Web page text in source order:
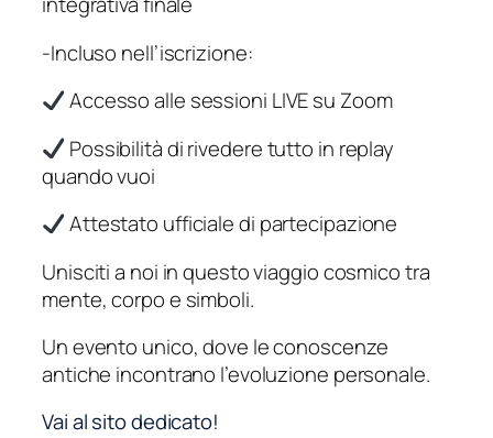
-Incluso nell’iscrizione:
Accesso alle sessioni LIVE su Zoom
Possibilità di rivedere tutto in replay
quando vuoi
Attestato ufficiale di partecipazione
Unisciti a noi in questo viaggio cosmico tra
mente, corpo e simboli.
Un evento unico, dove le conoscenze
antiche incontrano l’evoluzione personale.
Vai al sito dedicato!